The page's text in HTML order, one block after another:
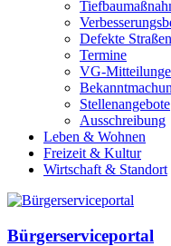
Defekte
Termine
VG-
Stellenangebote
Ausschreibung
Leben & Wohnen
Freizeit & Kultur
Wirtschaft & Standort
Bürgerserviceportal